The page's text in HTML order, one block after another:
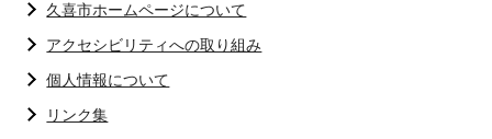
久喜市ホームページについて
アクセシビリティへの取り組み
個人情報について
リンク集